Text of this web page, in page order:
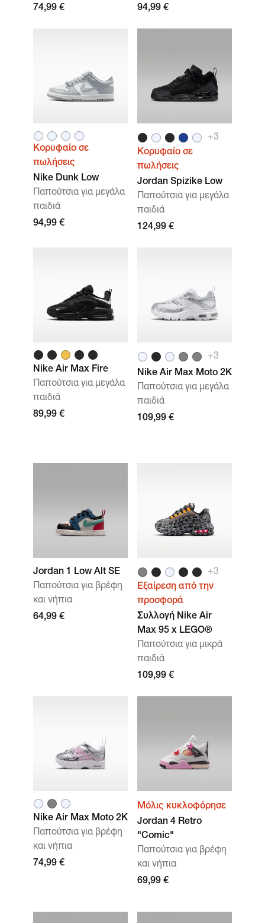
74,99 €
94,99 €
Κορυφαίο σε
πωλήσεις
Nike Dunk Low
Παπούτσια για μεγάλα
παιδιά
94,99 €
+3
Κορυφαίο σε
πωλήσεις
Jordan Spizike Low
Παπούτσια για μεγάλα
παιδιά
124,99 €
Nike Air Max Fire
Παπούτσια για μεγάλα
παιδιά
89,99 €
+3
Nike Air Max Moto 2K
Παπούτσια για μεγάλα
παιδιά
109,99 €
Jordan 1 Low Alt SE
Παπούτσια για βρέφη
και νήπια
64,99 €
+3
Εξαίρεση από την
προσφορά
Συλλογή Nike Air
Max 95 x LEGO®
Παπούτσια για μικρά
παιδιά
109,99 €
Nike Air Max Moto 2K
Παπούτσια για βρέφη
και νήπια
74,99 €
Μόλις κυκλοφόρησε
Jordan 4 Retro
"Comic"
Παπούτσια για βρέφη
και νήπια
69,99 €